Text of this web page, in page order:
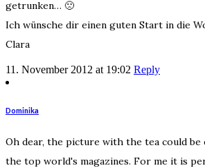
getrunken… 🙁
Ich wünsche dir einen guten Start in die
Clara
11. November 2012 at 19:02 Reply
Dominika
Oh dear, the picture with the tea could be
the top world's magazines. For me it is